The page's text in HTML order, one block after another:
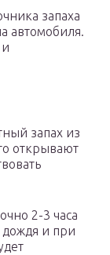
запаха
автомобиля.
запах из
открывают
2-3 часа
и при